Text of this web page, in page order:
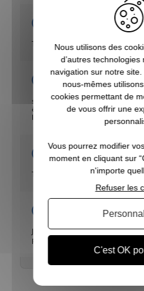
Acheteur Vérifié
Publié le 17/04/2018 à 17:03
Très bien
Acheteur Vérifié
Publié le 02/11/2017 à 13:00
super forme légère et résistante
être placer sur tout milieu et
livre avec .
Acheteur Vérifié
Publié le 23/08/2017 à 14:00
Top de AàZ
Publié le 22/08/2017 à 14:00
Je suis très satisfait de mes
professionnalisme a bientôt
Nous utilisons des
d’autres technologies
navigation sur notre
nous-mêmes
cookies permettant de
de vous offrir une
Vous pourrez modifier
moment en cliquant sur
n'importe
C'est OK
Refuser les